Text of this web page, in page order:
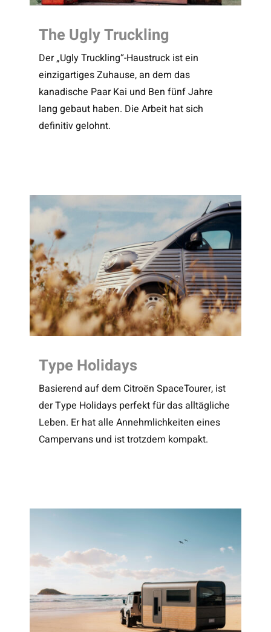
The Ugly Truckling
Der „Ugly Truckling“-Haustruck ist ein
einzigartiges Zuhause, an dem das
kanadische Paar Kai und Ben fünf Jahre
lang gebaut haben. Die Arbeit hat sich
definitiv gelohnt.
Type Holidays
Basierend auf dem Citroën SpaceTourer, ist
der Type Holidays perfekt für das alltägliche
Leben. Er hat alle Annehmlichkeiten eines
Campervans und ist trotzdem kompakt.